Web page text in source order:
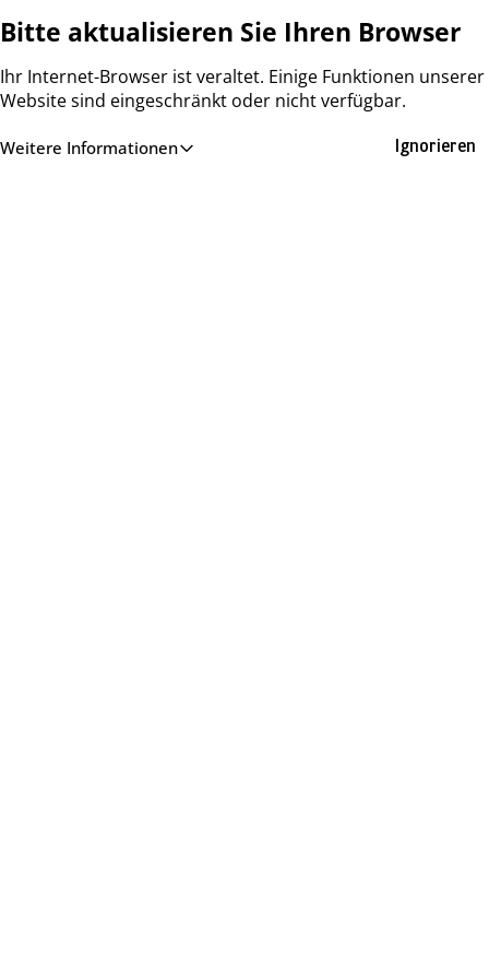
Bitte aktualisieren Sie Ihren Browser
Ihr Internet-Browser ist veraltet. Einige Funktionen unserer
Website sind eingeschränkt oder nicht verfügbar.
Weitere Informationen Ignorieren